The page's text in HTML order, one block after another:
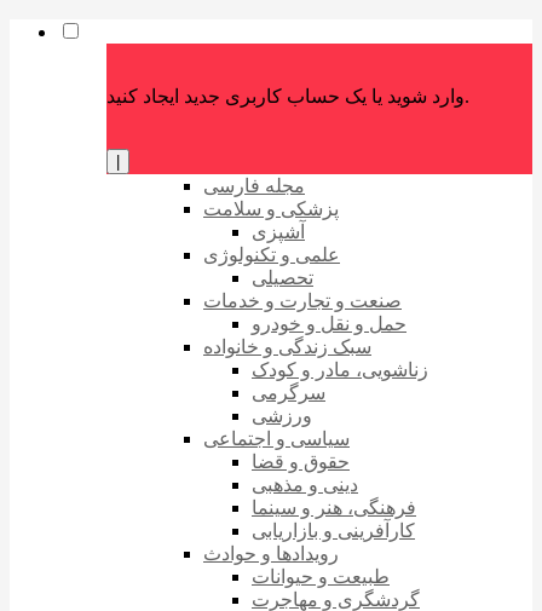
وارد شوید یا یک حساب کاربری جدید ایجاد کنید.
مجله فارسی
پزشکی و سلامت
آشپزی
علمی و تکنولوژی
تحصیلی
صنعت و تجارت و خدمات
حمل و نقل و خودرو
سبک زندگی و خانواده
زناشویی، مادر و کودک
سرگرمی
ورزشی
سیاسی و اجتماعی
حقوق و قضا
دینی و مذهبی
فرهنگی، هنر و سینما
کارآفرینی و بازاریابی
رویدادها و حوادث
طبیعت و حیوانات
گردشگری و مهاجرت